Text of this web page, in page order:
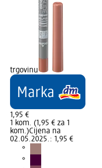
trgovinu
1,95 €
1 kom. (1,95 € za 1
kom.)Cijena na
02.05.2025.: 1,95 €